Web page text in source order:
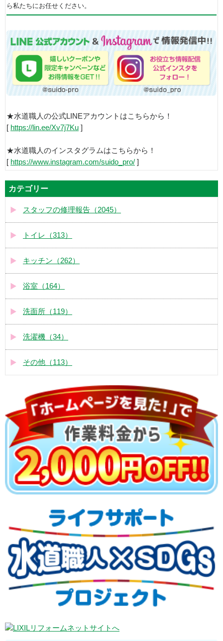
ら私たちにお任せください。
★水道職人の公式LINEアカウントはこちらから！
[ https://lin.ee/Xv7j7Ku ]
★水道職人のインスタグラムはこちらから！
[ https://www.instagram.com/suido_pro/ ]
カテゴリー
スタッフの修理報告（2045）
トイレ（313）
キッチン（262）
浴室（164）
洗面所（119）
洗濯機（34）
その他（113）